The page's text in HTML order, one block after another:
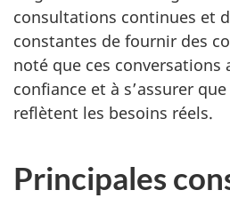
consultations continues et
constantes de fournir des
noté que ces conversations
confiance et à s’assurer
reflètent les besoins réels.
Principales